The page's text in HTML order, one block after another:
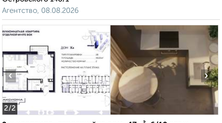
Агентство, 08.08.2026
2/2
‹ ›